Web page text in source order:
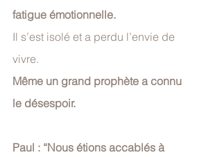
fatigue émotionnelle.
Il s’est isolé et a perdu l’envie de
vivre.
Même un grand prophète a connu
le désespoir.
Paul : “Nous étions accablés à